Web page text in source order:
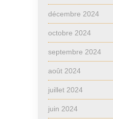
décembre 2024
octobre 2024
septembre 2024
août 2024
juillet 2024
juin 2024